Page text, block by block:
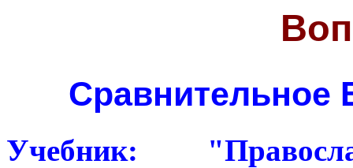
Сравнительное
Учебник: